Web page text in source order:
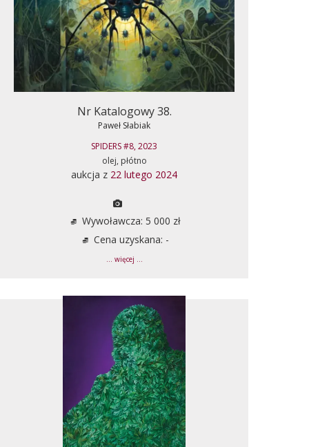
Nr Katalogowy 38.
Paweł Słabiak
SPIDERS #8, 2023
olej, płótno
aukcja z 22 lutego 2024
Wywoławcza: 5 000 zł
Cena uzyskana: -
... więcej ...